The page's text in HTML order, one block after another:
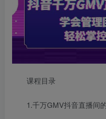
课程目录
1.千万GMV抖音直播间